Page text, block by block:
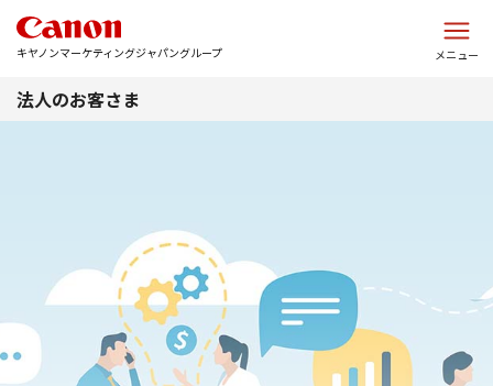
キヤノンマーケティングジャパングループ メニュー
法人のお客さま